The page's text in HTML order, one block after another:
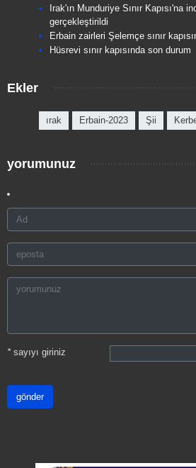
Irak'ın Munduriye Sınır Kapısı'na
gerçekleştirildi
Erbain zairleri Şelemçe sınır
Hüsrevi sınır kapısında son durum
Ekler
ırak Erbain-2023 Şii
yorumunuz
*sayıyı giriniz
gönder